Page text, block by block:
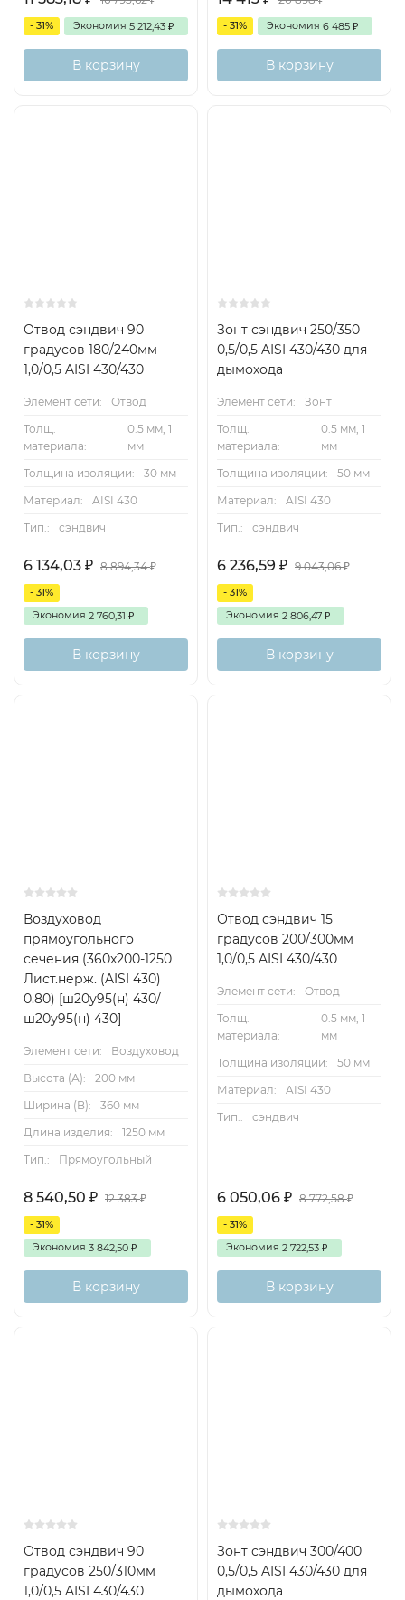
- 31% Экономия 5 212,43 ₽
В корзину
- 31% Экономия 6 485 ₽
В корзину
Отвод сэндвич 90
градусов 180/240мм
1,0/0,5 AISI 430/430
Элемент сети:
Отвод
Толщ.
материала:
0.5 мм, 1
мм
Толщина изоляции:
30 мм
Материал:
AISI 430
Тип.:
сэндвич
6 134,03 ₽ 8 894,34₽
- 31%
Экономия 2 760,31 ₽
В корзину
Зонт сэндвич 250/350
0,5/0,5 AISI 430/430 для
дымохода
Элемент сети:
Зонт
Толщ.
материала:
0.5 мм, 1
мм
Толщина изоляции:
50 мм
Материал:
AISI 430
Тип.:
сэндвич
6 236,59 ₽ 9 043,06₽
- 31%
Экономия 2 806,47 ₽
В корзину
Воздуховод
прямоугольного
сечения (360x200-1250
Лист.нерж. (AISI 430)
0.80) [ш20у95(н) 430/
ш20у95(н) 430]
Элемент сети:
Воздуховод
Высота (А):
200 мм
Ширина (B):
360 мм
Длина изделия:
1250 мм
Тип.:
Прямоугольный
8 540,50 ₽ 12 383₽
- 31%
Экономия 3 842,50 ₽
В корзину
Отвод сэндвич 15
градусов 200/300мм
1,0/0,5 AISI 430/430
Элемент сети:
Отвод
Толщ.
материала:
0.5 мм, 1
мм
Толщина изоляции:
50 мм
Материал:
AISI 430
Тип.:
сэндвич
6 050,06 ₽ 8 772,58₽
- 31%
Экономия 2 722,53 ₽
В корзину
Отвод сэндвич 90
градусов 250/310мм
1,0/0,5 AISI 430/430
Зонт сэндвич 300/400
0,5/0,5 AISI 430/430 для
дымохода